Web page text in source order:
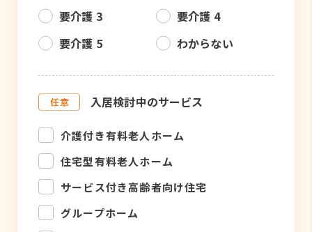
要介護 3
要介護 4
要介護 5
わからない
入居検討中のサービス
介護付き有料老人ホーム
住宅型有料老人ホーム
サービス付き高齢者向け住宅
グループホーム